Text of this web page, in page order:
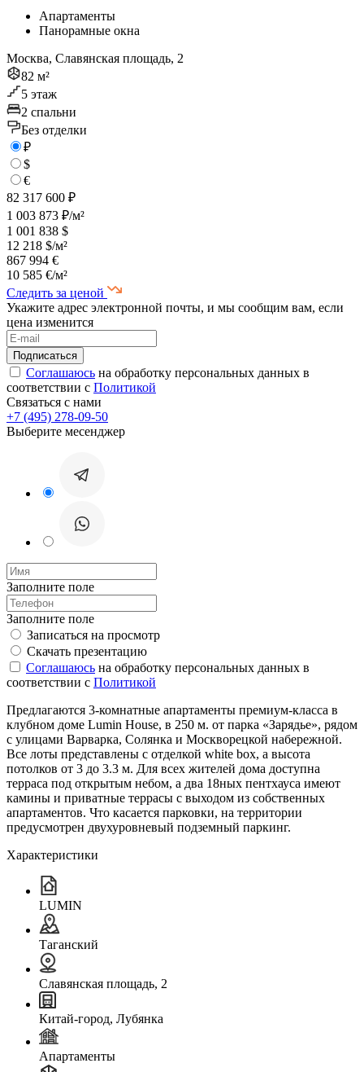
Апартаменты
Панорамные окна
Москва, Славянская площадь, 2
82 м²
5 этаж
2 спальни
Без отделки
₽
$
€
82 317 600 ₽
1 003 873 ₽/м²
1 001 838 $
12 218 $/м²
867 994 €
10 585 €/м²
Следить за ценой
Укажите адрес электронной почты, и мы сообщим вам, если
цена изменится
Соглашаюсь на обработку персональных данных в
соответствии с Политикой
Связаться с нами
+7 (495) 278-09-50
Выберите месенджер
Заполните поле
Заполните поле
Записаться на просмотр
Скачать презентацию
Соглашаюсь на обработку персональных данных в
соответствии с Политикой
Предлагаются 3-комнатные апартаменты премиум-класса в
клубном доме Lumin House, в 250 м. от парка «Зарядье», рядом
с улицами Варварка, Солянка и Москворецкой набережной.
Все лоты представлены с отделкой white box, а высота
потолков от 3 до 3.3 м. Для всех жителей дома доступна
терраса под открытым небом, а два 18ных пентхауса имеют
камины и приватные террасы с выходом из собственных
апартаментов. Что касается парковки, на территории
предусмотрен двухуровневый подземный паркинг.
Характеристики
LUMIN
Таганский
Славянская площадь, 2
Китай-город, Лубянка
Апартаменты